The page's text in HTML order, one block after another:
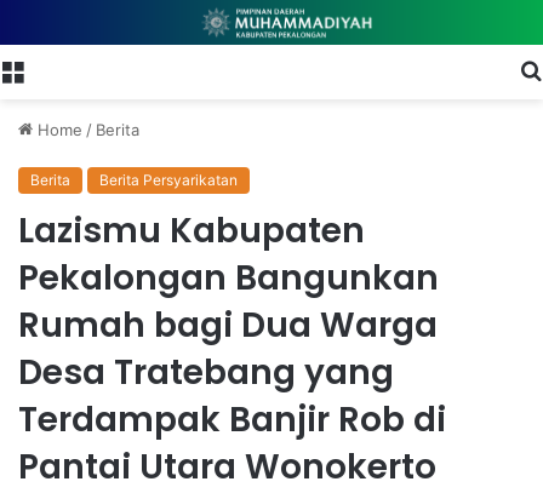
Home / Berita
Berita Berita Persyarikatan
Lazismu Kabupaten
Pekalongan Bangunkan
Rumah bagi Dua Warga
Desa Tratebang yang
Terdampak Banjir Rob di
Pantai Utara Wonokerto